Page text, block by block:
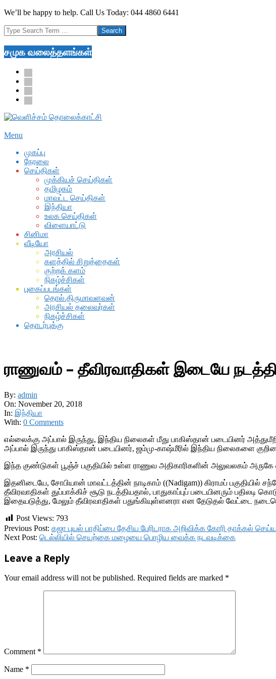
Skip
content
We’ll be happy to help. Call Us Today: 044 4860 6441
Search
சமுக வலைத்தளங்கள்
facebook
twitter
youtube
google
Secondary
Menu
Menu
முகப்பு
நேரலை
செய்திகள்
முக்கியச் செய்திகள்
தமிழகம்
மாவட்ட செய்திகள்
இந்தியா
உலக செய்திகள்
விளையாட்டு
சினிமா
வீடியோ
அரசியல்
களத்தில் சிறுத்தைகள்
குற்றக் களம்
நிகழ்ச்சிகள்
புகைப்படங்கள்
தொல்.திருமாவளவன்
அரசியல் தலைவர்கள்
நிகழ்ச்சிகள்
தொடர்புக்கு
ராணுவம் – தீவிரவாதிகள் இடையே
By: admin
On: November 20, 2018
In: இந்தியா
With: 0 Comments
எல்லைக்கு அப்பால் இருந்து, இந்திய நிலைகள் மீது பாகிஸ்தான் படையினர்
அப்பால் இருந்து பாகிஸ்தான் படையினர், ஜம்மு-காஷ்மீரில் இந்திய நிலைகளை
இந்த குண்டுகள் பூஞ்ச் பகுதியில் உள்ள ராணுவ அதிகாரிகளின் அலுவலகம்
இதனிடையே, சோபியான் மாவட்டத்தின் நாடிகாம் ((Nadigam)) கிராமப் பகுதியில்
தீவிரவாதிகள் துப்பாக்கிச் சூடு நடத்தியதால், பாதுகாப்புப் படையினரும்
இதையடுத்து, மேலும் தீவிரவாதிகள் பதுங்கியுள்ளனரா என தேடுதல் வேட்டை
Post Views: 793
2018-
11-
Previous Post: கஜா புயல் பாதிப்பை தேசிய பேரிடராக அறிவிக்க கோரி தாக்கல்
Next Post: டெல்லியில் செயற்கை மழையை பொழிய வைக்க நடவடிக்கை
Leave a Reply
Your email address will not be published. Required fields are marked *
Comment *
Name *